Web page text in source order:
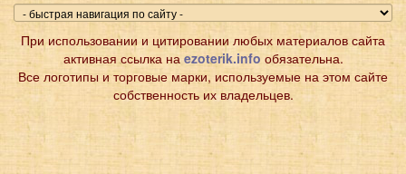
При использовании и цитировании любых материалов сайта
активная ссылка на ezoterik.info обязательна.
Все логотипы и торговые марки, используемые на этом сайте
собственность их владельцев.